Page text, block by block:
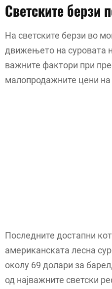
Светските берзи
На светските берзи во
движењето на суровата
важните фактори при
малопродажните цени на
Последните достапни
американската лесна
околу 69 долари за
од најважните светски